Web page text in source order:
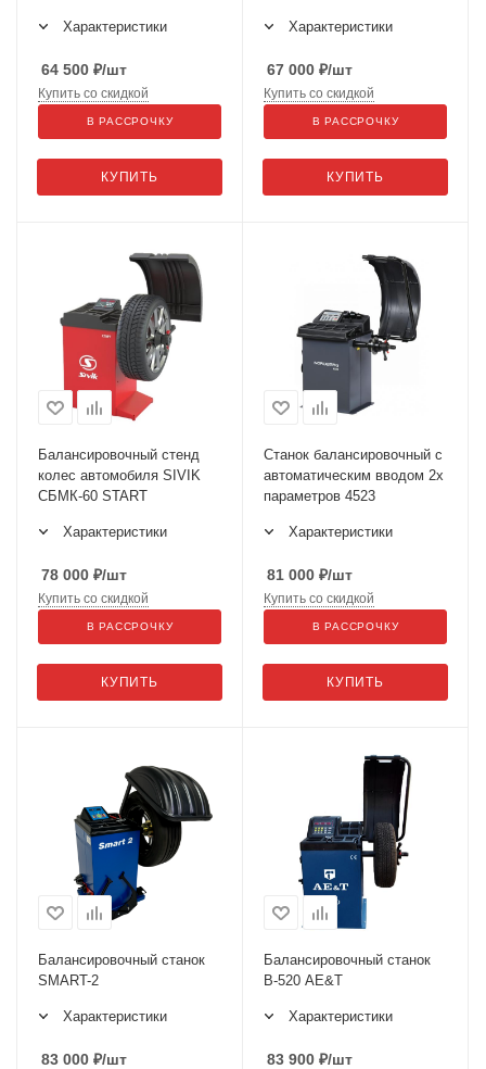
Характеристики
64 500 ₽/шт
КУПИТЬ
Купить со скидкой
В РАССРОЧКУ
Характеристики
67 000 ₽/шт
КУПИТЬ
Купить со скидкой
В РАССРОЧКУ
Балансировочный стенд
колес автомобиля SIVIK
СБМК-60 START
Характеристики
78 000 ₽/шт
КУПИТЬ
Купить со скидкой
В РАССРОЧКУ
Станок балансировочный с
автоматическим вводом 2х
параметров 4523
Характеристики
81 000 ₽/шт
КУПИТЬ
Купить со скидкой
В РАССРОЧКУ
Балансировочный станок
SMART-2
Характеристики
83 000 ₽/шт
Балансировочный станок
B-520 AE&T
Характеристики
83 900 ₽/шт